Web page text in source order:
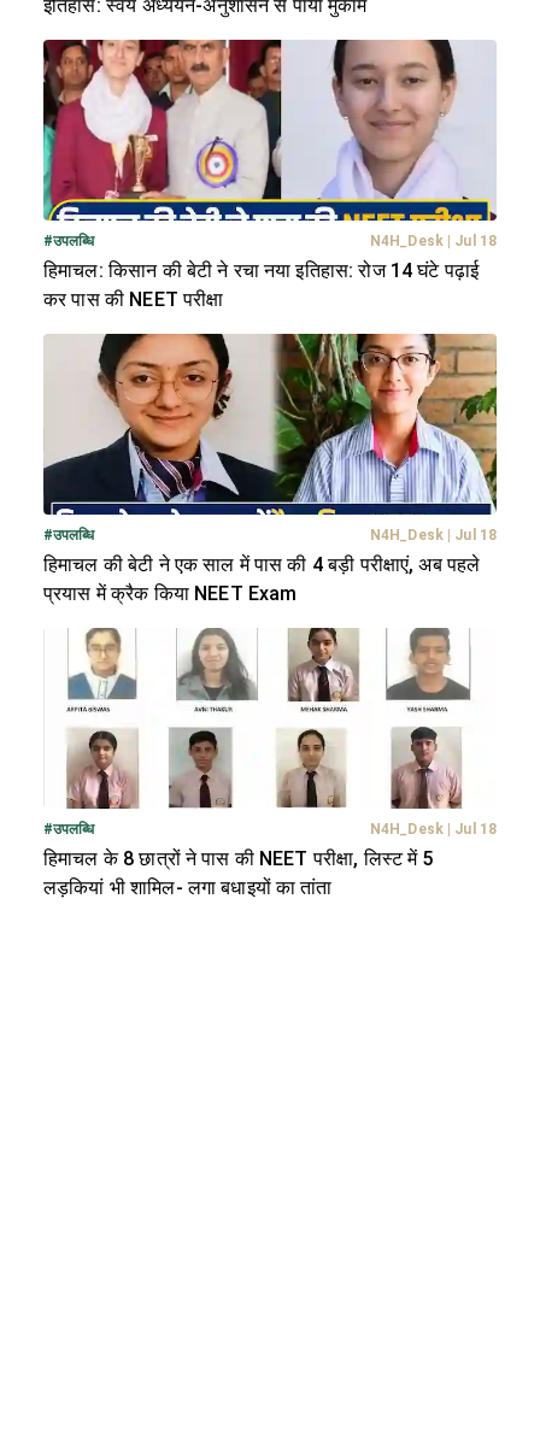
इतिहास: स्वयं अध्ययन-अनुशासन से पाया मुकाम
#उपलब्धि N4H_Desk| Jul 18
हिमाचल: किसान की बेटी ने रचा नया इतिहास: रोज 14 घंटे पढ़ाई
कर पास की NEET परीक्षा
#उपलब्धि N4H_Desk| Jul 18
हिमाचल की बेटी ने एक साल में पास की 4 बड़ी परीक्षाएं, अब पहले
प्रयास में क्रैक किया NEET Exam
#उपलब्धि N4H_Desk| Jul 18
हिमाचल के 8 छात्रों ने पास की NEET परीक्षा, लिस्ट में 5
लड़कियां भी शामिल- लगा बधाइयों का तांता